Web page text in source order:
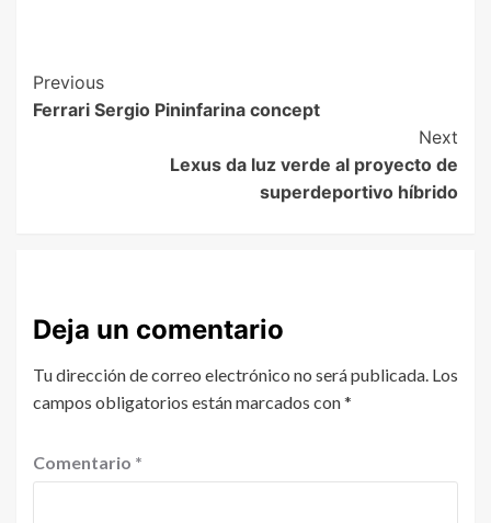
Previous
Ferrari Sergio Pininfarina concept
Next
Lexus da luz verde al proyecto de
superdeportivo híbrido
Deja un comentario
Tu dirección de correo electrónico no será publicada. Los
campos obligatorios están marcados con*
Comentario *